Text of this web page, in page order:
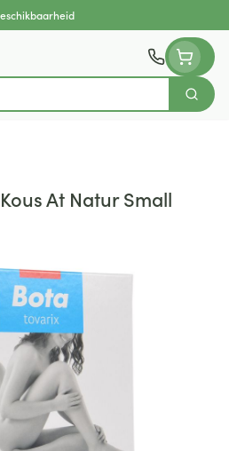
Zoek
At Natur Small